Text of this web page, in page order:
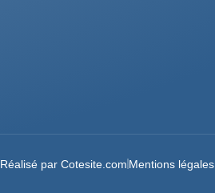
Réalisé par Cotesite.com Mentions légales